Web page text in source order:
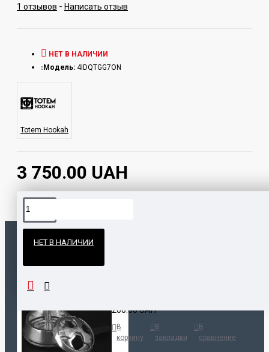
1 отзывов - Написать отзыв
3 750.00 UAH
НЕТ В НАЛИЧИИ
Модель: 4IDQTGG7ON
Totem Hookah
НЕТ В НАЛИЧИИ
ПОПУЛЯРНЫЕ ТОВАРЫ
200.00 UAH
В
корзину
В
закладки
В
сравнение